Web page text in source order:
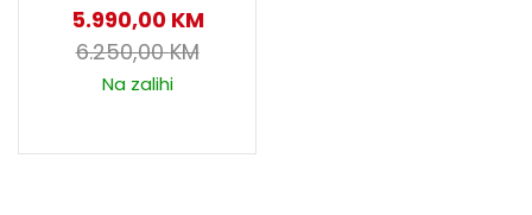
5.990,00 KM
6.250,00KM
Na zalihi